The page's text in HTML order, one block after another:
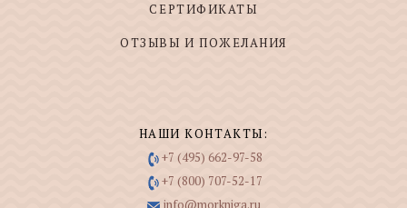
СЕРТИФИКАТЫ
ОТЗЫВЫ И ПОЖЕЛАНИЯ
НАШИ КОНТАКТЫ:
+7 (495) 662-97-58
+7 (800) 707-52-17
info@morkniga.ru